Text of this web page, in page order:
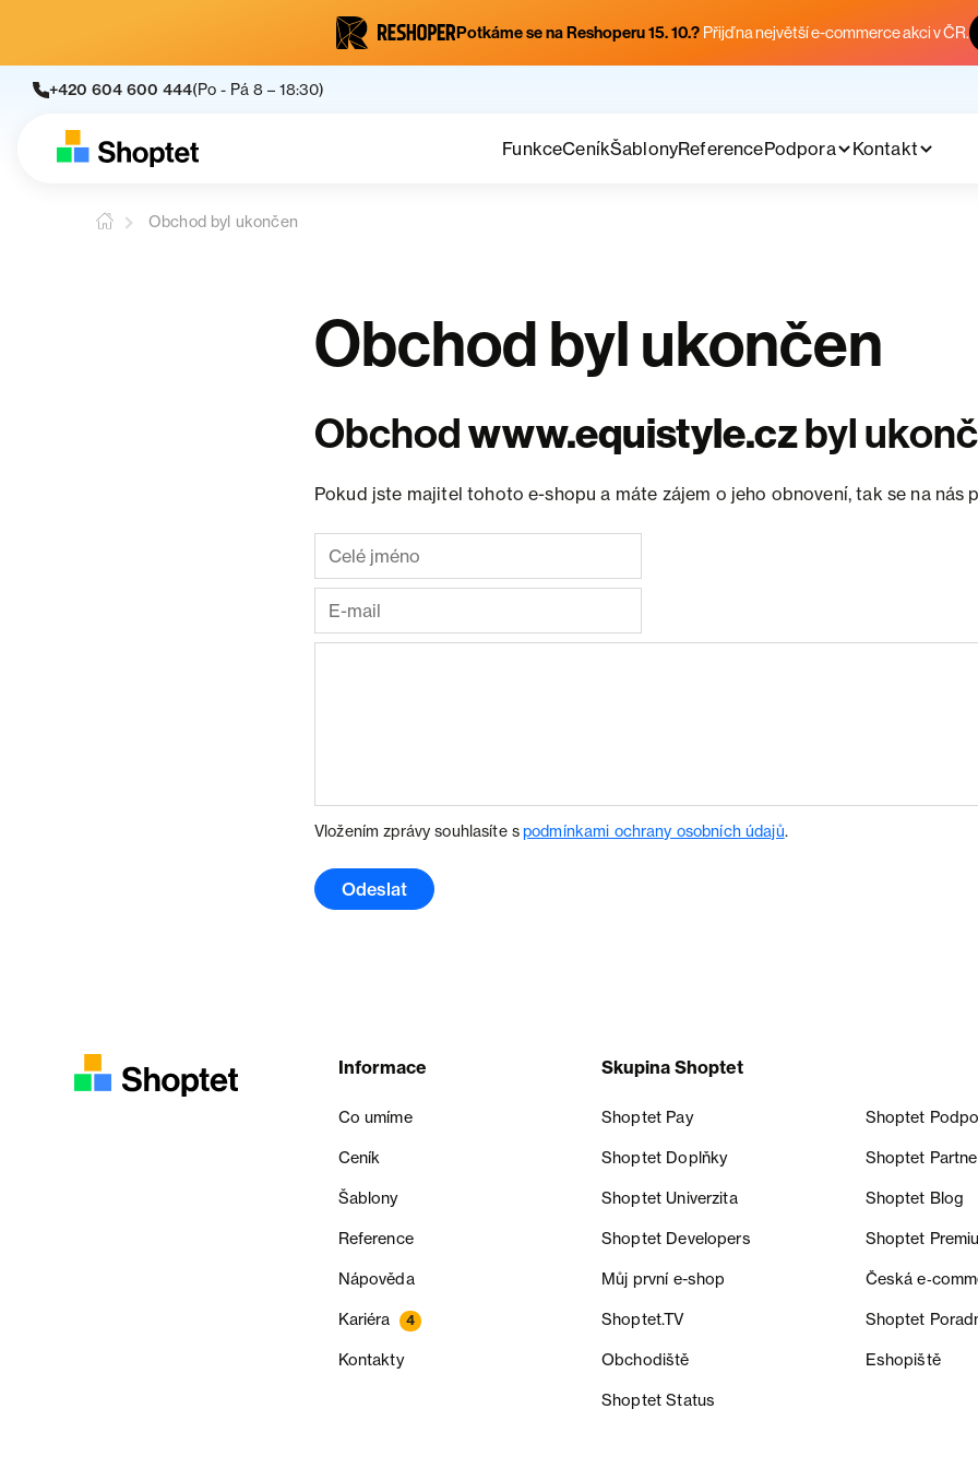
Potkáme se na Reshoperu 15. 10.? Přijď na největší e-commerce akci v ČR.
+420 604 600 444(Po - Pá 8 – 18:30)
FunkceCeníkŠablonyReferencePodpora Kontakt
Obchod byl ukončen
Obchod byl ukončen
Obchodwww.equistyle.czbyl
Pokud jste majitel tohoto e-shopu a máte zájem o jeho obnovení, tak se na nás
Vložením zprávy souhlasíte spodmínkami ochrany osobních údajů.
Odeslat
Informace
Co umíme
Ceník
Šablony
Reference
Nápověda
Kariéra 4
Kontakty
Skupina Shoptet
Shoptet Pay Shoptet
Shoptet Doplňky Shoptet
Shoptet Univerzita Shoptet Blog
Shoptet Developers Shoptet
Můj první e-shop Česká
Shoptet.TV Shoptet
Obchodiště Eshopiště
Shoptet Status